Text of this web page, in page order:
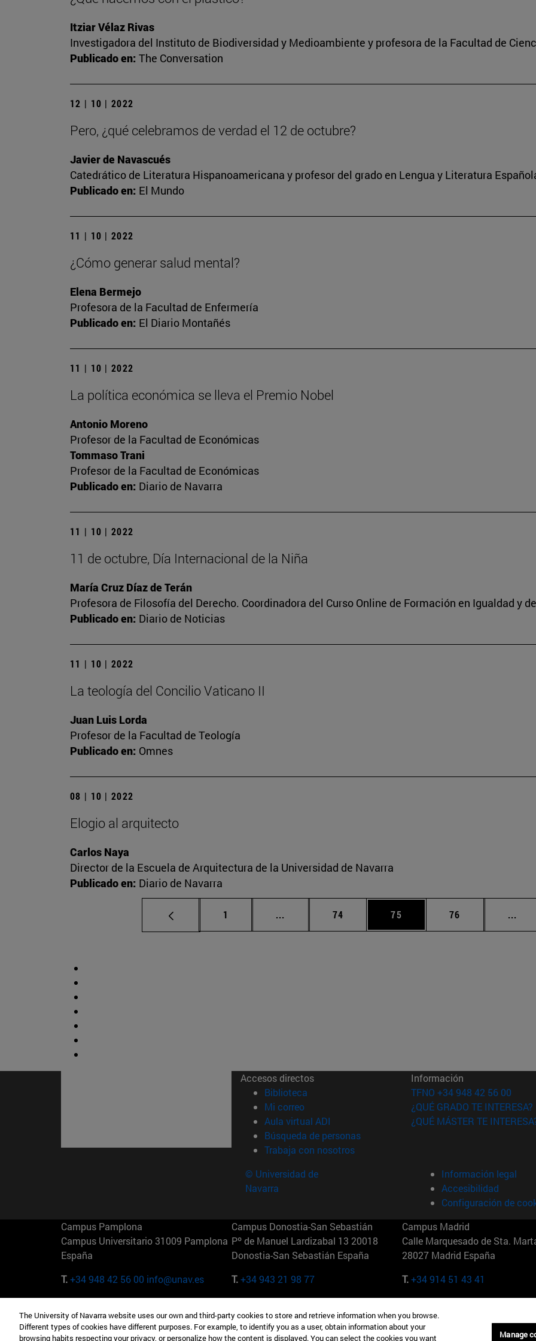
Itziar Vélaz Rivas
Investigadora del Instituto de Biodiversidad y Medioambiente y profesora de la Facultad de
Publicado en: The Conversation
12 | 10 | 2022
Pero, ¿qué celebramos de verdad el 12 de octubre?
Javier de Navascués
Catedrático de Literatura Hispanoamericana y profesor del grado en Lengua y Literatura
Publicado en: El Mundo
11 | 10 | 2022
¿Cómo generar salud mental?
Elena Bermejo
Profesora de la Facultad de Enfermería
Publicado en: El Diario Montañés
11 | 10 | 2022
La política económica se lleva el Premio Nobel
Antonio Moreno
Profesor de la Facultad de Económicas
Tommaso Trani
Profesor de la Facultad de Económicas
Publicado en: Diario de Navarra
11 | 10 | 2022
11 de octubre, Día Internacional de la Niña
María Cruz Díaz de Terán
Profesora de Filosofía del Derecho. Coordinadora del Curso Online de Formación en Igualdad y
Publicado en: Diario de Noticias
11 | 10 | 2022
La teología del Concilio Vaticano II
Juan Luis Lorda
Profesor de la Facultad de Teología
Publicado en: Omnes
08 | 10 | 2022
Elogio al arquitecto
Carlos Naya
Director de la Escuela de Arquitectura de la Universidad de Navarra
Publicado en: Diario de Navarra
Página
1 ... Páginas intermedias Use TAB para desplazarse.
Página
74 Página
75 Página
76 ...
Accesos directos
Biblioteca (abre en nueva ventana)
Mi correo(abre en nueva ventana)
Aula virtual ADI (abre en nueva ventana)
Búsqueda de personas(abre en nueva ventana)
Trabaja con nosotros(abre en nueva ventana)
Información
TFNO +34 948 42 56 00
¿QUÉ GRADO TE INTERESA?
¿QUÉ MÁSTER TE
© Universidad de
Navarra
Información legal
Accesibilidad
Configuración de
Campus Pamplona
Campus Universitario 31009 Pamplona
España
T.+34 948 42 56 00 info@unav.es
Campus Donostia-San Sebastián
Pº de Manuel Lardizabal 13 20018
Donostia-San Sebastián España
T.+34 943 21 98 77
Campus Madrid
Calle Marquesado de Sta.
28027 Madrid España
T.+34 914 51 43 41
Camino del Cerro Águila 3 28023
Madrid España
165 W 57th St 10019-2201 Nueva York
EE.UU
Maria-Theresia-Straße 15 81675
Múnich Alemania
The University of Navarra website uses our own and third-party cookies to store and retrieve information when you browse.
Different types of cookies have different purposes. For example, to identify you as a user, obtain information about your
browsing habits respecting your privacy, or personalize how the content is displayed. You can select the cookies you want
Manage